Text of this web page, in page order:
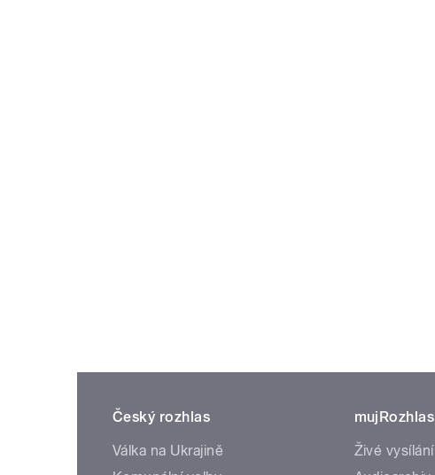
Český rozhlas
Válka na Ukrajině
mujRozhlas
Živé vysílání